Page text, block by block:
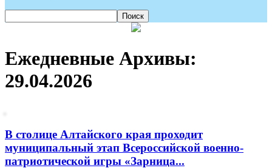
Ежедневные Архивы:
29.04.2026
В столице Алтайского края проходит
муниципальный этап Всероссийской военно-
патриотической игры «Зарница...